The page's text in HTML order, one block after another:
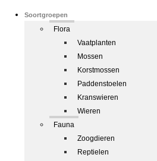
Soortgroepen
Flora
Vaatplanten
Mossen
Korstmossen
Paddenstoelen
Kranswieren
Wieren
Fauna
Zoogdieren
Reptielen